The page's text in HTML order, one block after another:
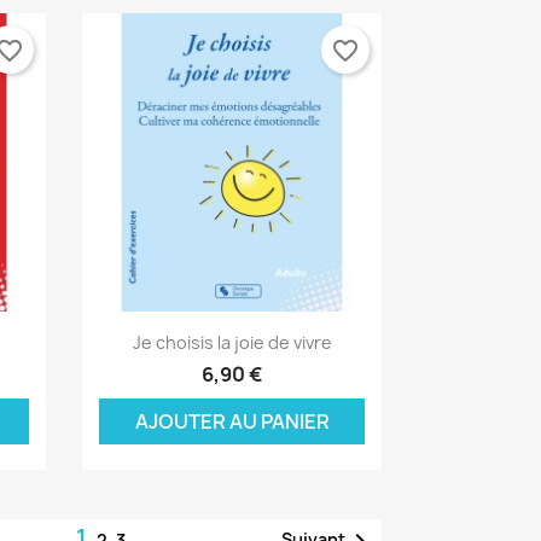
Aperçu rapide
Je choisis la joie de vivre
6,90 €
AJOUTER AU PANIER
favorite_border